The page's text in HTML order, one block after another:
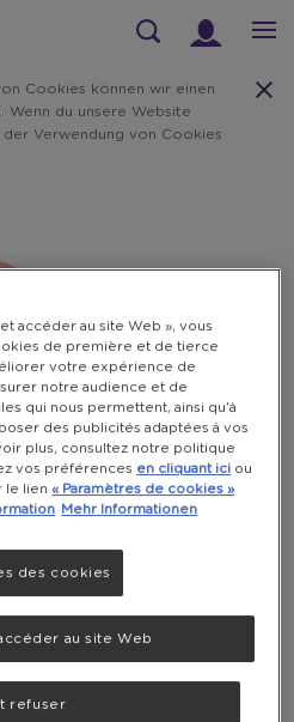
Cookies können wir einen
Wenn du unsere Website
Verwendung von Cookies
Suchen
accéder au site Web », vous
de première et de tierce
votre expérience de
notre audience et de
qui nous permettent, ainsi qu'à
des publicités adaptées à vos
plus, consultez notre politique
vos préférences en cliquant ici ou
le lien« Paramètres de cookies »
Mehr Informationen
des cookies
refuser
au site Web